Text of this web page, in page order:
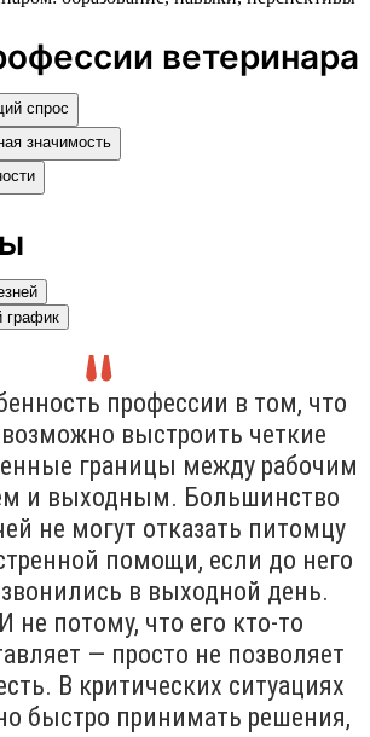
ветеринара
спрос
значимость
график
профессии в том, что
выстроить четкие
границы между рабочим
и выходным. Большинство
не могут отказать питомцу
помощи, если до него
в выходной день.
И не потому, что его кто-то
— просто не позволяет
В критических ситуациях
быстро принимать решения,